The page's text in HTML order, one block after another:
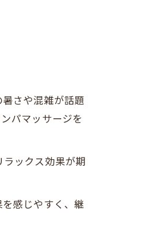
さや混雑が話題
パマッサージを
ックス効果が期
感じやすく、継